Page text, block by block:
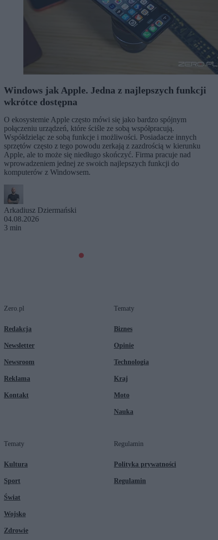
Windows jak Apple. Jedna z najlepszych funkcji
wkrótce dostępna
O ekosystemie Apple często mówi się jako bardzo spójnym
połączeniu urządzeń, które ściśle ze sobą współpracują.
Współdzieląc ze sobą funkcje i możliwości. Posiadacze innych
sprzętów często z tego powodu zerkają z zazdrością w kierunku
Apple, ale to może się niedługo skończyć. Firma pracuje nad
wprowadzeniem jednej ze swoich najlepszych funkcji do
komputerów z Windowsem.
Arkadiusz Dziermański
04.08.2026
3 min
Zero.pl
Redakcja
Newsletter
Newsroom
Reklama
Kontakt
Tematy
Biznes
Opinie
Technologia
Kraj
Moto
Nauka
Tematy
Kultura
Sport
Świat
Wojsko
Zdrowie
Regulamin
Polityka prywatności
Regulamin